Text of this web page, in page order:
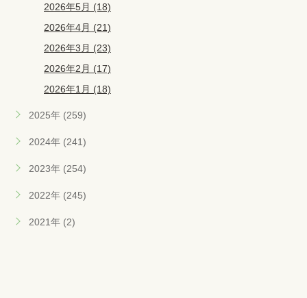
2026年5月 (18)
2026年4月 (21)
2026年3月 (23)
2026年2月 (17)
2026年1月 (18)
2025年 (259)
2024年 (241)
2023年 (254)
2022年 (245)
2021年 (2)